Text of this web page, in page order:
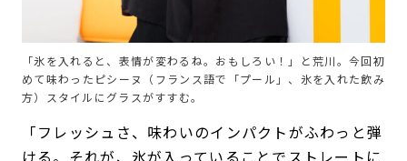
「氷を入れると、表情が変わるね。おもしろい！」と荒川。今回初
めて味わったピシーヌ（フランス語で「プール」、氷を入れた飲み
方）スタイルにグラスがすすむ。
「フレッシュさ、味わいのインパクトがふわっと弾